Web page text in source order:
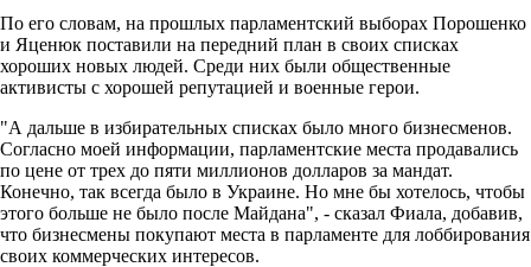
По его словам, на прошлых парламентский выборах Порошенко
и Яценюк поставили на передний план в своих списках
хороших новых людей. Среди них были общественные
активисты с хорошей репутацией и военные герои.
"А дальше в избирательных списках было много бизнесменов.
Согласно моей информации, парламентские места продавались
по цене от трех до пяти миллионов долларов за мандат.
Конечно, так всегда было в Украине. Но мне бы хотелось, чтобы
этого больше не было после Майдана", - сказал Фиала, добавив,
что бизнесмены покупают места в парламенте для лоббирования
своих коммерческих интересов.